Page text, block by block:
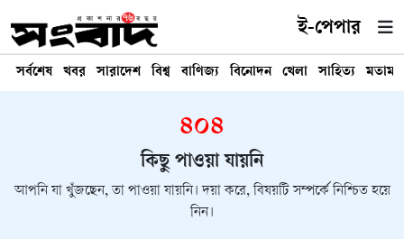
ই-পেপার
সর্বশেষ খবর সারাদেশ বিশ্ব বাণিজ্য বিনোদন খেলা সাহিত্য মতামত
৪০৪
কিছু পাওয়া যায়নি
আপনি যা খুঁজছেন, তা পাওয়া যায়নি। দয়া করে, বিষয়টি সম্পর্কে নিশ্চিত হয়ে
নিন।